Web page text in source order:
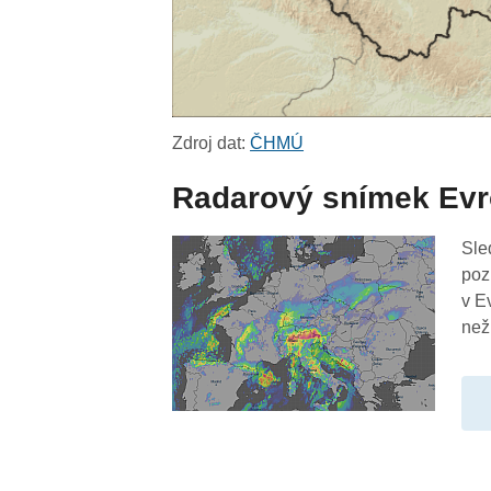
Zdroj dat:ČHMÚ
Radarový snímek
v